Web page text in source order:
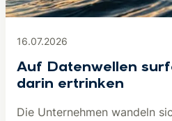
16.07.2026
Auf Datenwellen
darin ertrinken
Die Unternehmen wandeln